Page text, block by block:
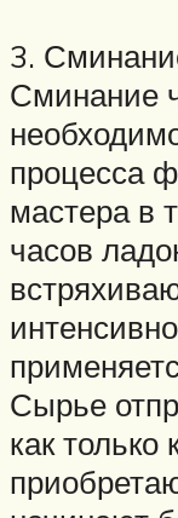
3.
Сминание
процесса
мастера в
часов
Сырье
как только